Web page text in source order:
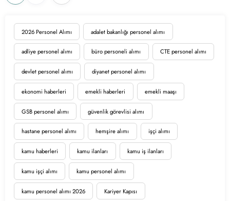
2026 Personel Alımı adalet bakanlığı personel alımı
adliye personel alımı büro personeli alımı CTE personel alımı
devlet personel alımı diyanet personel alımı
ekonomi haberleri emekli haberleri emekli maaşı
GSB personel alımı güvenlik görevlisi alımı
hastane personel alımı hemşire alımı işçi alımı
kamu haberleri kamu ilanları kamu iş ilanları
kamu işçi alımı kamu personel alımı
kamu personel alımı 2026 Kariyer Kapısı
sayfalaması